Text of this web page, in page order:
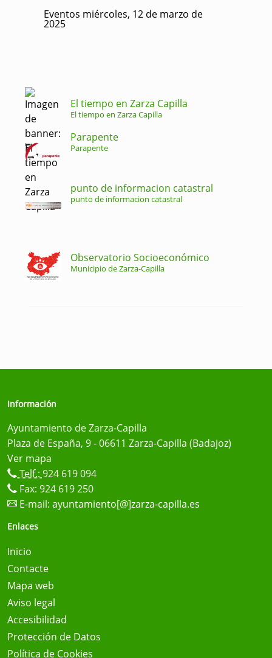
Eventos miércoles, 12 de marzo de
2025
El tiempo en Zarza Capilla
El tiempo en Zarza Capilla
Parapente
Parapente
punto de informacion catastral
punto de informacion catastral
Observatorio Socioeconómico
Municipio de Zarza-Capilla
Información
Ayuntamiento de Zarza-Capilla
Plaza de España, 9 - 06611 Zarza-Capilla (Badajoz)
Ver mapa
Telf.: 924 619 094
Fax: 924 619 250
E-mail: ayuntamiento[@]zarza-capilla.es
Enlaces
Inicio
Contacte
Mapa web
Aviso legal
Accesibilidad
Protección de Datos
Política de Cookies